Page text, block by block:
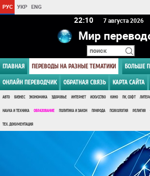
РУС УКР ENG
22 10 7 августа 2026
Мир
ГЛАВНАЯ ПЕРЕВОДЫ НА РАЗНЫЕ ТЕМАТИКИ БОЛЬШЕ
ОНЛАЙН ПЕРЕВОДЧИК ОБРАТНАЯ СВЯЗЬ КАРТА САЙТА
АВТО БИЗНЕС ЭКОНОМИКА ЗДОРОВЬЕ ИНТЕРНЕТ ИСКУССТВО КИНО ПК, СОФТ
НАУКА И ТЕХНИКА ОБРАЗОВАНИЕ ПОЛИТИКА И ЗАКОН ПРИРОДА ПСИХОЛОГИЯ РЕЛИГИЯ
ТЕХ. ДОКУМЕНТАЦИЯ